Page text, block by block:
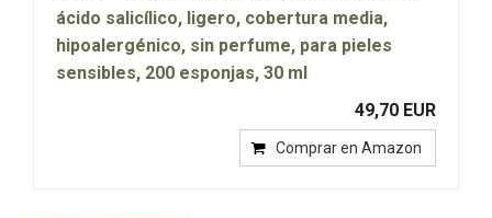
ácido salicílico, ligero, cobertura media,
hipoalergénico, sin perfume, para pieles
sensibles, 200 esponjas, 30 ml
49,70 EUR
Comprar en Amazon